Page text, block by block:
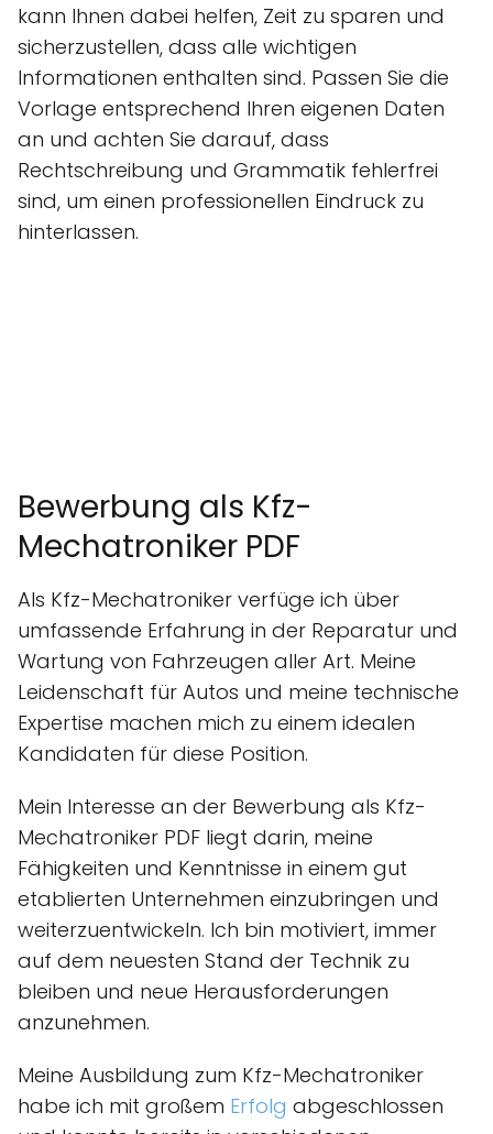
kann Ihnen dabei helfen, Zeit zu sparen und
sicherzustellen, dass alle wichtigen
Informationen enthalten sind. Passen Sie die
Vorlage entsprechend Ihren eigenen Daten
an und achten Sie darauf, dass
Rechtschreibung und Grammatik fehlerfrei
sind, um einen professionellen Eindruck zu
hinterlassen.
Bewerbung als Kfz-
Mechatroniker PDF
Als Kfz-Mechatroniker verfüge ich über
umfassende Erfahrung in der Reparatur und
Wartung von Fahrzeugen aller Art. Meine
Leidenschaft für Autos und meine technische
Expertise machen mich zu einem idealen
Kandidaten für diese Position.
Mein Interesse an der Bewerbung als Kfz-
Mechatroniker PDF liegt darin, meine
Fähigkeiten und Kenntnisse in einem gut
etablierten Unternehmen einzubringen und
weiterzuentwickeln. Ich bin motiviert, immer
auf dem neuesten Stand der Technik zu
bleiben und neue Herausforderungen
anzunehmen.
Meine Ausbildung zum Kfz-Mechatroniker
habe ich mit großem Erfolg abgeschlossen